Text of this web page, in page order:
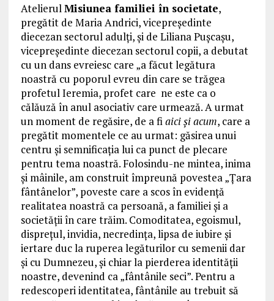
AtelierulMisiunea familiei în societate,
pregătit de Maria Andrici, vicepreședinte
diecezan sectorul adulți, și de Liliana Puşcaşu,
vicepreședinte diecezan sectorul copii, a debutat
cu un dans evreiesc care „a făcut legătura
noastră cu poporul evreu din care se trăgea
profetul Ieremia, profet care ne este ca o
călăuză în anul asociativ care urmează. A urmat
un moment de regăsire, de a fiaici şi acum, care a
pregătit momentele ce au urmat: găsirea unui
centru şi semnificaţia lui ca punct de plecare
pentru tema noastră. Folosindu-ne mintea, inima
şi mâinile, am construit împreună povestea „Ţara
fântânelor”, poveste care a scos în evidenţă
realitatea noastră ca persoană, a familiei şi a
societăţii în care trăim. Comoditatea, egoismul,
dispreţul, invidia, necredinţa, lipsa de iubire şi
iertare duc la ruperea legăturilor cu semenii dar
şi cu Dumnezeu, şi chiar la pierderea identităţii
noastre, devenind ca „fântânile seci”. Pentru a
redescoperi identitatea, fântânile au trebuit să